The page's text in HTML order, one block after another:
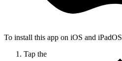
To install this app on iOS and iPadOS
Tap the